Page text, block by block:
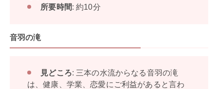
所要時間: 約10分
音羽の滝
見どころ: 三本の水流からなる音羽の滝
は、健康、学業、恋愛にご利益があると言わ